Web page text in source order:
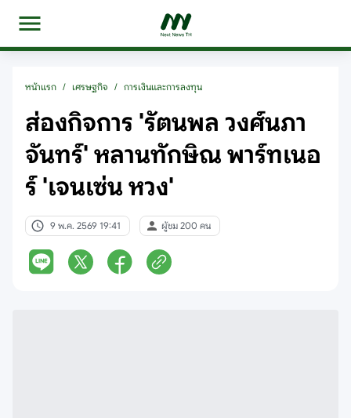
หน้าแรก / เศรษฐกิจ / การเงินและการลงทุน
ส่องกิจการ 'รัตนพล วงศ์นภา
จันทร์' หลานทักษิณ พาร์ทเนอ
ร์ 'เจนเซ่น หวง'
9 พ.ค. 2569 19:41 ผู้ชม 200 คน